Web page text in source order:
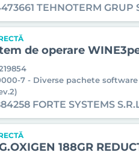
TEHNOTERM GRUP
de operare
7 - Diverse pachete
FORTE SYSTEMS
188GR